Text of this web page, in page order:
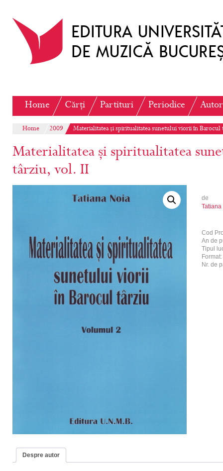
Home Cărți Partituri Periodice
Home 2009 Materialitatea și spiritualitatea sunetului viorii în Barocul
Materialitatea și spiritualitatea
târziu, vol. II
de
Tatiana
Cod
An de
Tipul
Format:
Nr. de
Despre autor